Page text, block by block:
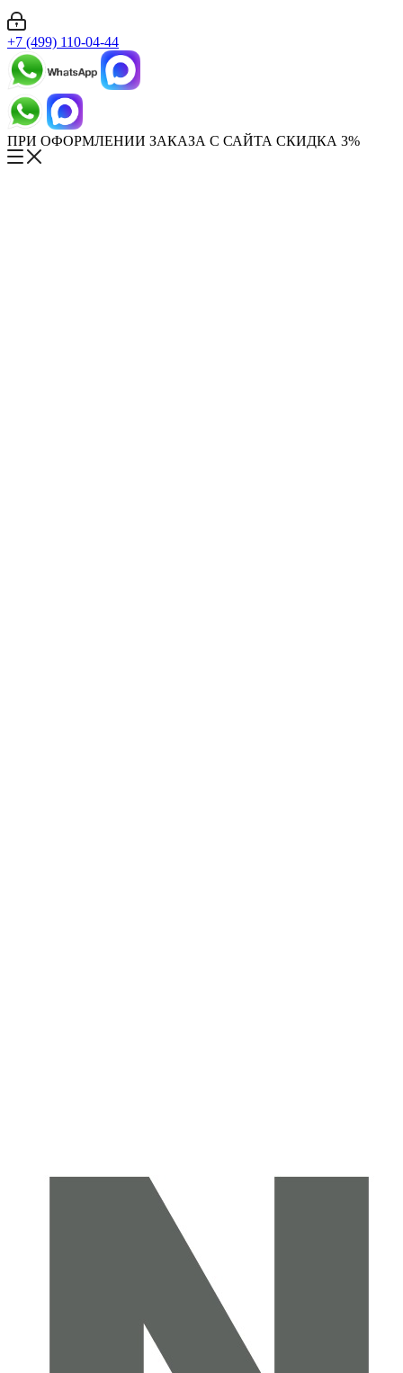
+7 (499) 110-04-44
ПРИ ОФОРМЛЕНИИ ЗАКАЗА С САЙТА СКИДКА 3%